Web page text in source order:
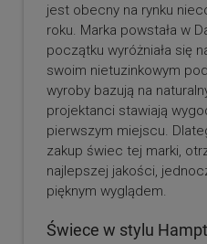
jest obecny na rynku
roku. Marka powstała w
początku wyróżniała się
swoim nietuzinkowym
wyroby bazują na
projektanci stawiają
pierwszym miejscu.
zakup świec tej marki,
najlepszej jakości,
pięknym wyglądem.
Świece w stylu